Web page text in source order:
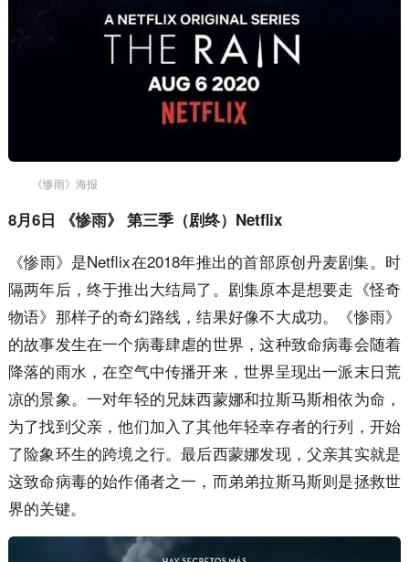
《惨雨》海报
8月6日 《惨雨》 第三季（剧终）Netflix
《惨雨》是Netflix在2018年推出的首部原创丹麦剧集。时
隔两年后，终于推出大结局了。剧集原本是想要走《怪奇
物语》那样子的奇幻路线，结果好像不大成功。《惨雨》
的故事发生在一个病毒肆虐的世界，这种致命病毒会随着
降落的雨水，在空气中传播开来，世界呈现出一派末日荒
凉的景象。一对年轻的兄妹西蒙娜和拉斯马斯相依为命，
为了找到父亲，他们加入了其他年轻幸存者的行列，开始
了险象环生的跨境之行。最后西蒙娜发现，父亲其实就是
这致命病毒的始作俑者之一，而弟弟拉斯马斯则是拯救世
界的关键。